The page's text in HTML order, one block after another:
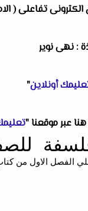
الكترونى تفاعلى (
: نهى نوير
أونلاين"
عبر موقعنا "